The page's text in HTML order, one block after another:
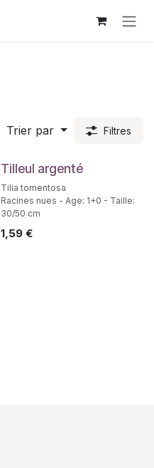
Trier par Filtres
Tilleul argenté
Tilia tomentosa
Racines nues - Age: 1+0 - Taille:
30/50 cm
1,59€